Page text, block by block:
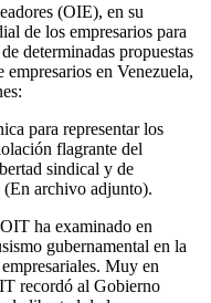
(OIE), en su
de los empresarios para
determinadas propuestas
en Venezuela,
para representar los
flagrante del
sindical y de
archivo adjunto).
ha examinado en
gubernamental en la
Muy en
recordó al Gobierno